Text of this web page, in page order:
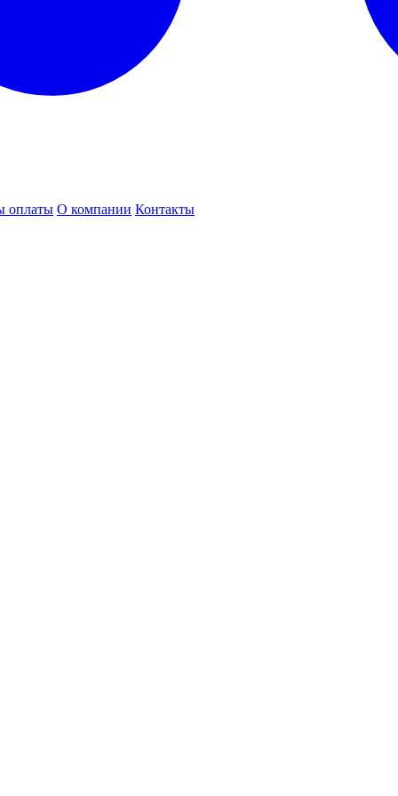
оплаты О компании Контакты